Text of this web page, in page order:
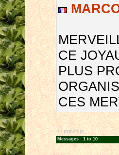
CE
PLUS
CES
<< previous
Messages : 1 to 10